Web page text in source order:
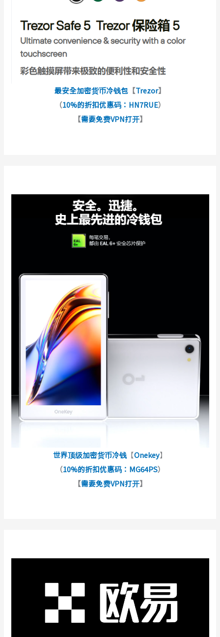
最安全加密货币冷钱包 【Trezor】
（10%的折扣优惠码：HN7RUE）
【需要免费VPN打开】
世界顶级加密货币冷钱 【Onekey】
（10%的折扣优惠码：MG64PS）
【需要免费VPN打开】